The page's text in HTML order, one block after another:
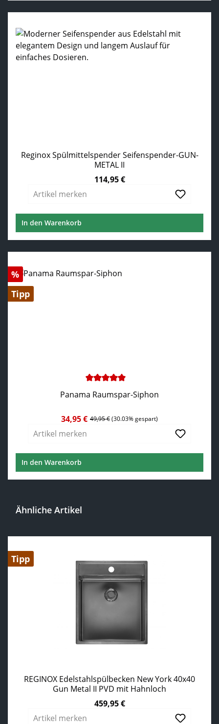
Reginox Spülmittelspender Seifenspender-GUN-
METAL II
114,95 €
Artikel merken
In den Warenkorb
Rabatt
%
Tipp
Durchschnittliche Bewertung von 5 von 5 Sternen
Panama Raumspar-Siphon
Verkaufspreis:34,95 € Regulärer Preis:
49,95 €(30.03% gespart)
Artikel merken
In den Warenkorb
Ähnliche Artikel
Tipp
REGINOX Edelstahlspülbecken New York 40x40
Gun Metal II PVD mit Hahnloch
459,95 €
Artikel merken